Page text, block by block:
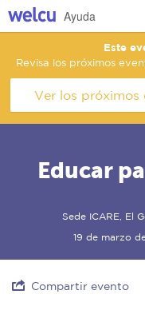
Ayuda
Este
Revisa los próximos
Ver los próximos
Educar
Sede ICARE, El
19 de marzo
Compartir evento